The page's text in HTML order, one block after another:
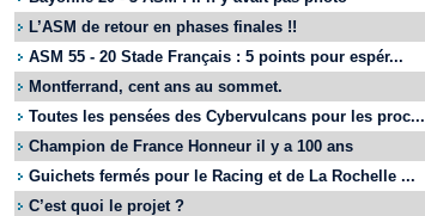
L’ASM de retour en phases finales !!
ASM 55 - 20 Stade Français : 5 points pour espér...
Montferrand, cent ans au sommet.
Toutes les pensées des Cybervulcans pour les proc...
Champion de France Honneur il y a 100 ans
Guichets fermés pour le Racing et de La Rochelle ...
C’est quoi le projet ?